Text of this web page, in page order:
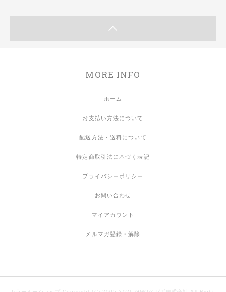
MORE INFO
ホーム
お支払い方法について
配送方法・送料について
特定商取引法に基づく表記
プライバシーポリシー
お問い合わせ
マイアカウント
メルマガ登録・解除